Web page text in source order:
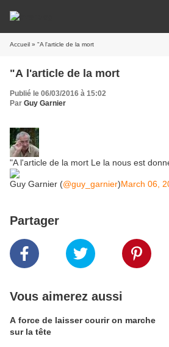
Accueil » "A l'article de la mort
"A l'article de la mort
Publié le 06/03/2016 à 15:02
Par Guy Garnier
"A l'article de la mort Le la nous est
Guy Garnier (@guy_garnier)March 06,
Partager
Vous aimerez aussi
A force de laisser courir on marche
sur la tête